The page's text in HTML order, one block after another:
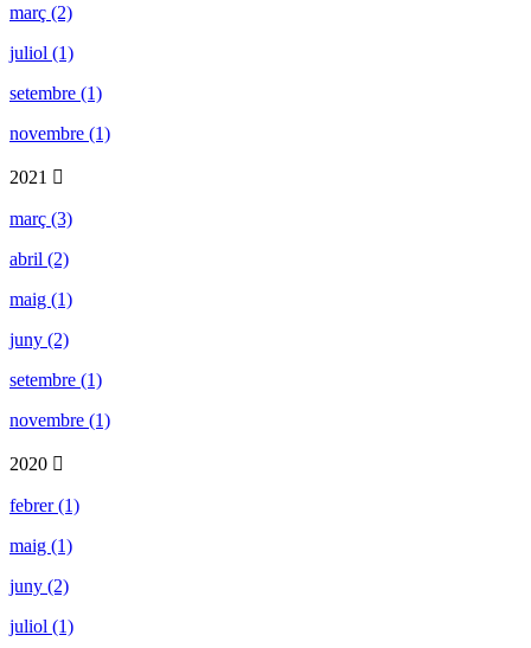
març (2)
juliol (1)
setembre (1)
novembre (1)
2021
març (3)
abril (2)
maig (1)
juny (2)
setembre (1)
novembre (1)
2020
febrer (1)
maig (1)
juny (2)
juliol (1)